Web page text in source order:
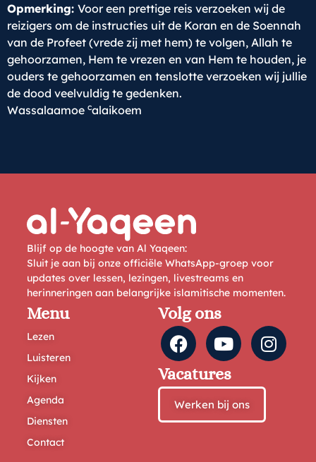
Opmerking: Voor een prettige reis verzoeken wij de
reizigers om de instructies uit de Koran en de Soennah
van de Profeet (vrede zij met hem) te volgen, Allah te
gehoorzamen, Hem te vrezen en van Hem te houden, je
ouders te gehoorzamen en tenslotte verzoeken wij jullie
de dood veelvuldig te gedenken.
Wassalaamoe calaikoem
Blijf op de hoogte van Al Yaqeen:
Sluit je aan bij onze officiële WhatsApp-groep voor
updates over lessen, lezingen, livestreams en
herinneringen aan belangrijke islamitische momenten.
Menu
Lezen
Luisteren
Kijken
Agenda
Diensten
Contact
Volg ons
Vacatures
Werken bij ons